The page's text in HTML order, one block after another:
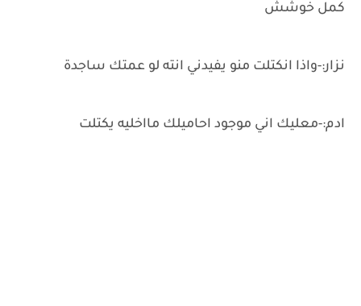
كمل خوشش
نزار:-واذا انكتلت منو يفيدني انته لو عمتك ساجدة
ادم:-معليك اني موجود احاميلك مااخليه يكتلت